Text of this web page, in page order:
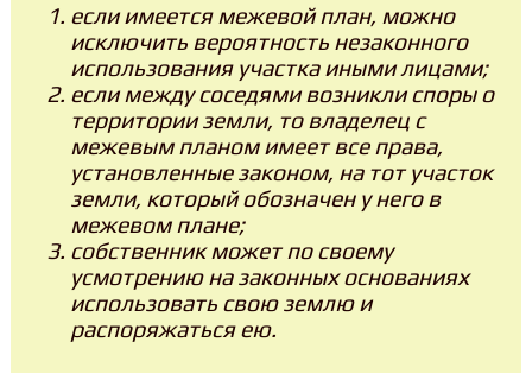
если имеется межевой план, можно
исключить вероятность незаконного
использования участка иными лицами;
если между соседями возникли споры о
территории земли, то владелец с
межевым планом имеет все права,
установленные законом, на тот участок
земли, который обозначен у него в
межевом плане;
собственник может по своему
усмотрению на законных основаниях
использовать свою землю и
распоряжаться ею.